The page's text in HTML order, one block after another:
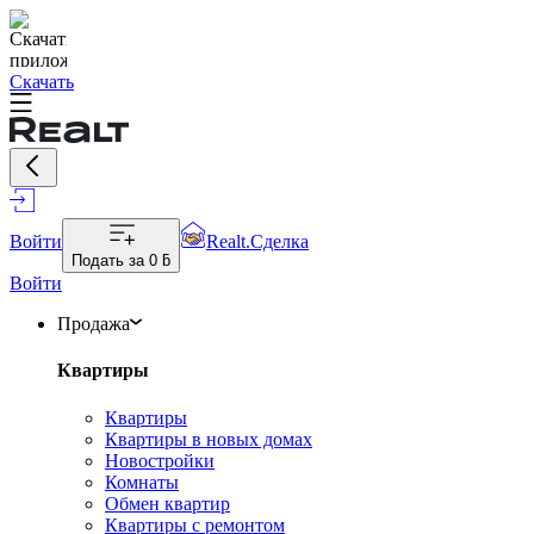
Скачать
Войти
Подать за 0 ƃ
Realt.Сделка
Войти
Продажа
Квартиры
Квартиры
Квартиры в новых домах
Новостройки
Комнаты
Обмен квартир
Квартиры с ремонтом